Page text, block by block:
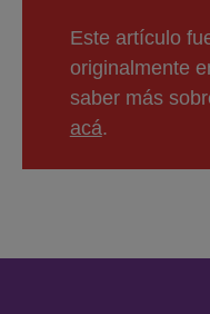
Este artículo
originalmente
saber más
acá.